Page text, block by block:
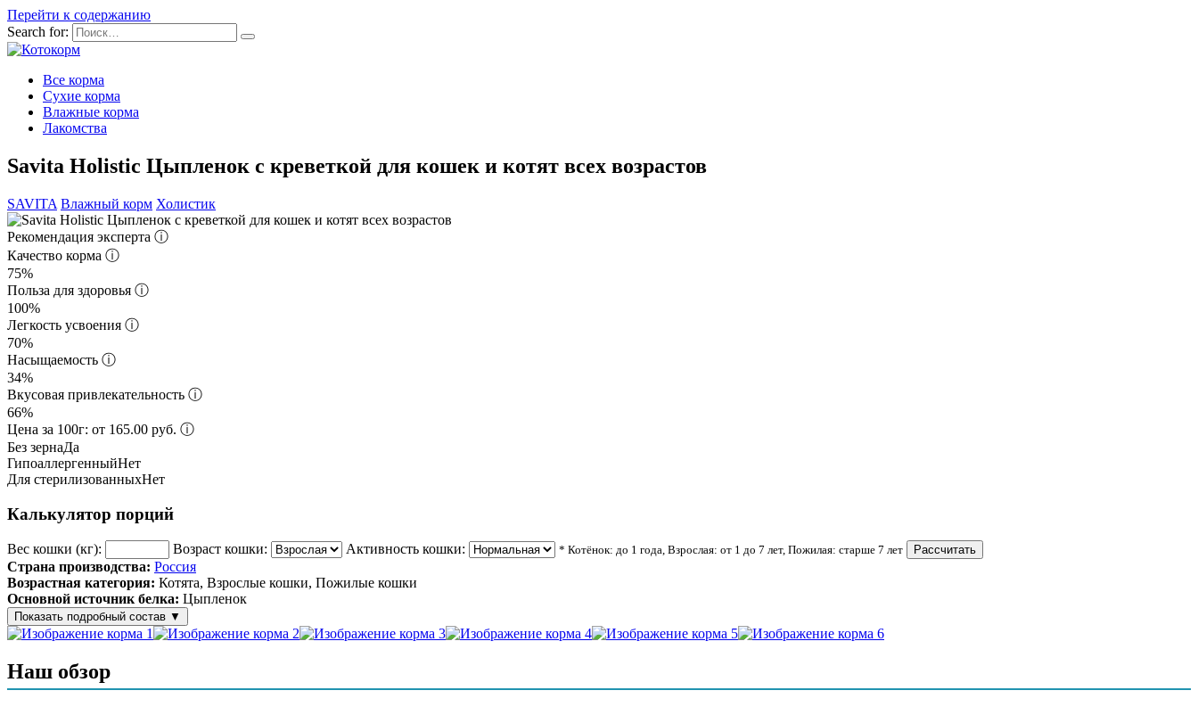
Перейти к содержанию
Search for:
Все корма
Сухие корма
Влажные корма
Лакомства
Savita Holistic Цыпленок с креветкой для кошек и котят всех возрастов
SAVITA Влажный корм Холистик
Рекомендация эксперта ⓘ
Качество корма ⓘ
75%
Польза для здоровья ⓘ
100%
Легкость усвоения ⓘ
70%
Насыщаемость ⓘ
34%
Вкусовая привлекательность ⓘ
66%
Цена за 100г: от 165.00 руб. ⓘ
Без зернаДа
ГипоаллергенныйНет
Для стерилизованныхНет
Калькулятор порций
Вес кошки (кг): Возраст кошки: Активность кошки: * Котёнок: до 1 года, Взрослая: от 1 до 7 лет, Пожилая: старше 7 лет Рассчитать
Страна производства: Россия
Возрастная категория: Котята, Взрослые кошки, Пожилые кошки
Основной источник белка: Цыпленок
Показать подробный состав ▼
Куриное филе 80%, креветка 10%, вода, ягоды годжи, желатин, подсолнечное масло, витамины (А,Е, Д), микроэлементы, аминокислоты
Наш обзор